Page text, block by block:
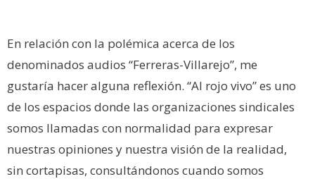
En relación con la polémica acerca de los
denominados audios “Ferreras-Villarejo”, me
gustaría hacer alguna reflexión. “Al rojo vivo” es uno
de los espacios donde las organizaciones sindicales
somos llamadas con normalidad para expresar
nuestras opiniones y nuestra visión de la realidad,
sin cortapisas, consultándonos cuando somos